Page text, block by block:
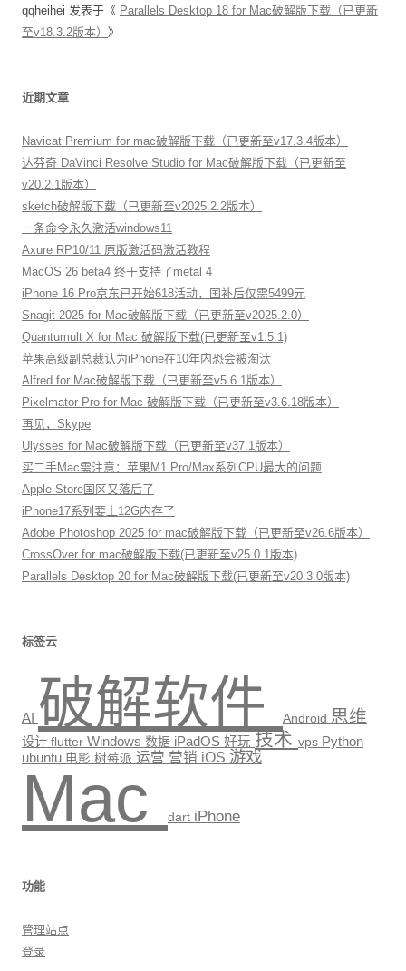
qqheihei 发表于《 Parallels Desktop 18 for Mac破解版下载（已更新
至v18.3.2版本） 》
近期文章
Navicat Premium for mac破解版下载（已更新至v17.3.4版本）
达芬奇 DaVinci Resolve Studio for Mac破解版下载（已更新至
v20.2.1版本）
sketch破解版下载（已更新至v2025.2.2版本）
一条命令永久激活windows11
Axure RP10/11 原版激活码激活教程
MacOS 26 beta4 终于支持了metal 4
iPhone 16 Pro京东已开始618活动，国补后仅需5499元
Snagit 2025 for Mac破解版下载（已更新至v2025.2.0）
Quantumult X for Mac 破解版下载(已更新至v1.5.1)
苹果高级副总裁认为iPhone在10年内恐会被淘汰
Alfred for Mac破解版下载（已更新至v5.6.1版本）
Pixelmator Pro for Mac 破解版下载（已更新至v3.6.18版本）
再见，Skype
Ulysses for Mac破解版下载（已更新至v37.1版本）
买二手Mac需注意：苹果M1 Pro/Max系列CPU最大的问题
Apple Store国区又落后了
iPhone17系列要上12G内存了
Adobe Photoshop 2025 for mac破解版下载（已更新至v26.6版本）
CrossOver for mac破解版下载(已更新至v25.0.1版本)
Parallels Desktop 20 for Mac破解版下载(已更新至v20.3.0版本)
标签云
AI 破解软件 Android 思维
设计 flutter Windows 数据 iPadOS 好玩 技术 vps Python
ubuntu 电影 树莓派 运营 营销 iOS 游戏
Mac dart iPhone
功能
管理站点
登录